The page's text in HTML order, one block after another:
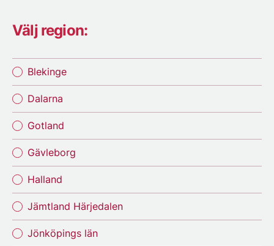
Välj region:
Blekinge
Dalarna
Gotland
Gävleborg
Halland
Jämtland Härjedalen
Jönköpings län